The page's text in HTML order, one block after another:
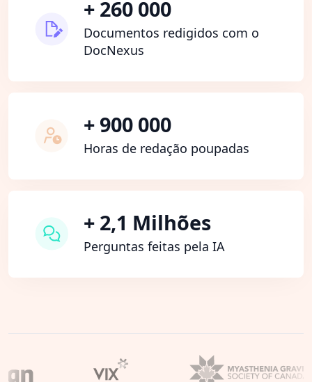
+ 260 000
Documentos redigidos com o
DocNexus
+ 900 000
Horas de redação poupadas
+ 2,1 Milhões
Perguntas feitas pela IA